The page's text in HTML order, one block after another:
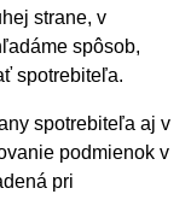
strane, v
spôsob,
spotrebiteľa.
spotrebiteľa aj v
podmienok v
pri